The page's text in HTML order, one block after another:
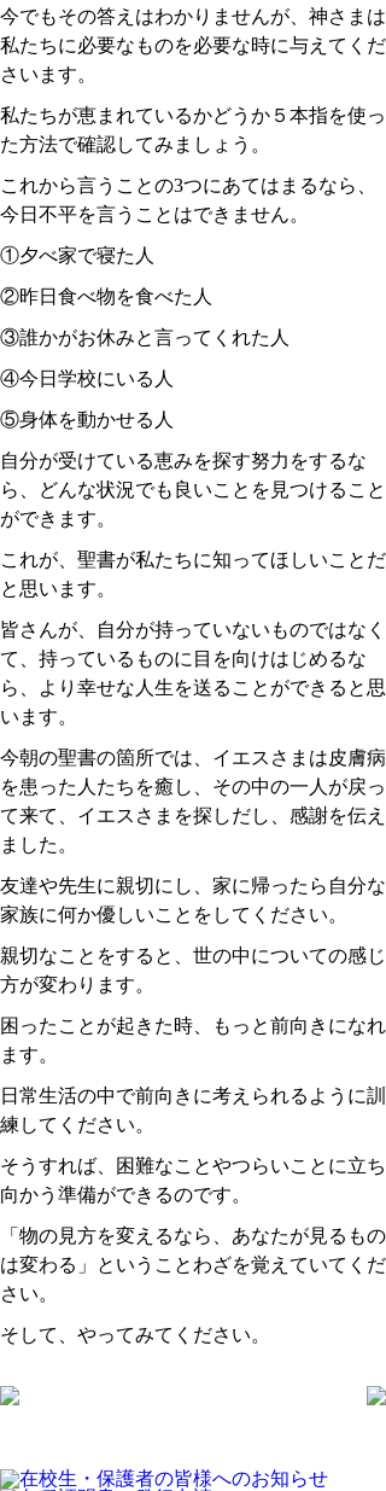
今でもその答えはわかりませんが、神さまは
私たちに必要なものを必要な時に与えてくだ
さいます。
私たちが恵まれているかどうか５本指を使っ
た方法で確認してみましょう。
これから言うことの3つにあてはまるなら、
今日不平を言うことはできません。
①夕べ家で寝た人
②昨日食べ物を食べた人
③誰かがお休みと言ってくれた人
④今日学校にいる人
⑤身体を動かせる人
自分が受けている恵みを探す努力をするな
ら、どんな状況でも良いことを見つけること
ができます。
これが、聖書が私たちに知ってほしいことだ
と思います。
皆さんが、自分が持っていないものではなく
て、持っているものに目を向けはじめるな
ら、より幸せな人生を送ることができると思
います。
今朝の聖書の箇所では、イエスさまは皮膚病
を患った人たちを癒し、その中の一人が戻っ
て来て、イエスさまを探しだし、感謝を伝え
ました。
友達や先生に親切にし、家に帰ったら自分な
家族に何か優しいことをしてください。
親切なことをすると、世の中についての感じ
方が変わります。
困ったことが起きた時、もっと前向きになれ
ます。
日常生活の中で前向きに考えられるように訓
練してください。
そうすれば、困難なことやつらいことに立ち
向かう準備ができるのです。
「物の見方を変えるなら、あなたが見るもの
は変わる」ということわざを覚えていてくだ
さい。
そして、やってみてください。